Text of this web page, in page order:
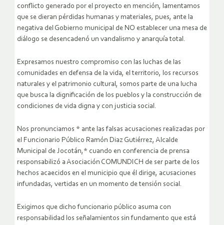
conflicto generado por el proyecto en mención, lamentamos
que se dieran pérdidas humanas y materiales, pues, ante la
negativa del Gobierno municipal de NO establecer una mesa de
diálogo se desencadenó un vandalismo y anarquía total.
Expresamos nuestro compromiso con las luchas de las
comunidades en defensa de la vida, el territorio, los recursos
naturales y el patrimonio cultural, somos parte de una lucha
que busca la dignificación de los pueblos y la construcción de
condiciones de vida digna y con justicia social.
Nos pronunciamos * ante las falsas acusaciones realizadas por
el Funcionario Público Ramón Diaz Gutiérrez, Alcalde
Municipal de Jocotán,* cuando en conferencia de prensa
responsabilizó a Asociación COMUNDICH de ser parte de los
hechos acaecidos en el municipio que él dirige, acusaciones
infundadas, vertidas en un momento de tensión social.
Exigimos que dicho funcionario público asuma con
responsabilidad los señalamientos sin fundamento que está